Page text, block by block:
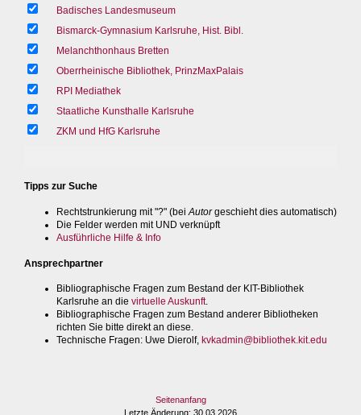
Badisches Landesmuseum
Bismarck-Gymnasium Karlsruhe, Hist. Bibl.
Melanchthonhaus Bretten
Oberrheinische Bibliothek, PrinzMaxPalais
RPI Mediathek
Staatliche Kunsthalle Karlsruhe
ZKM und HfG Karlsruhe
Tipps zur Suche
Rechtstrunkierung mit "?" (bei Autorgeschieht dies automatisch)
Die Felder werden mit UND verknüpft
Ausführliche Hilfe & Info
Ansprechpartner
Bibliographische Fragen zum Bestand der KIT-Bibliothek
Karlsruhe an die virtuelle Auskunft.
Bibliographische Fragen zum Bestand anderer Bibliotheken
richten Sie bitte direkt an diese.
Technische Fragen: Uwe Dierolf, kvkadmin@bibliothek.kit.edu
Seitenanfang
Letzte Änderung: 30.03.2026